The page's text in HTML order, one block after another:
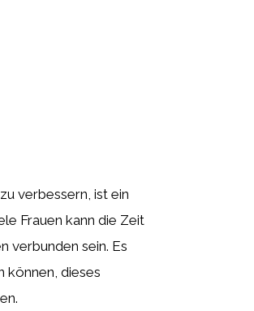
verbessern, ist ein
Frauen kann die Zeit
verbunden sein. Es
können, dieses